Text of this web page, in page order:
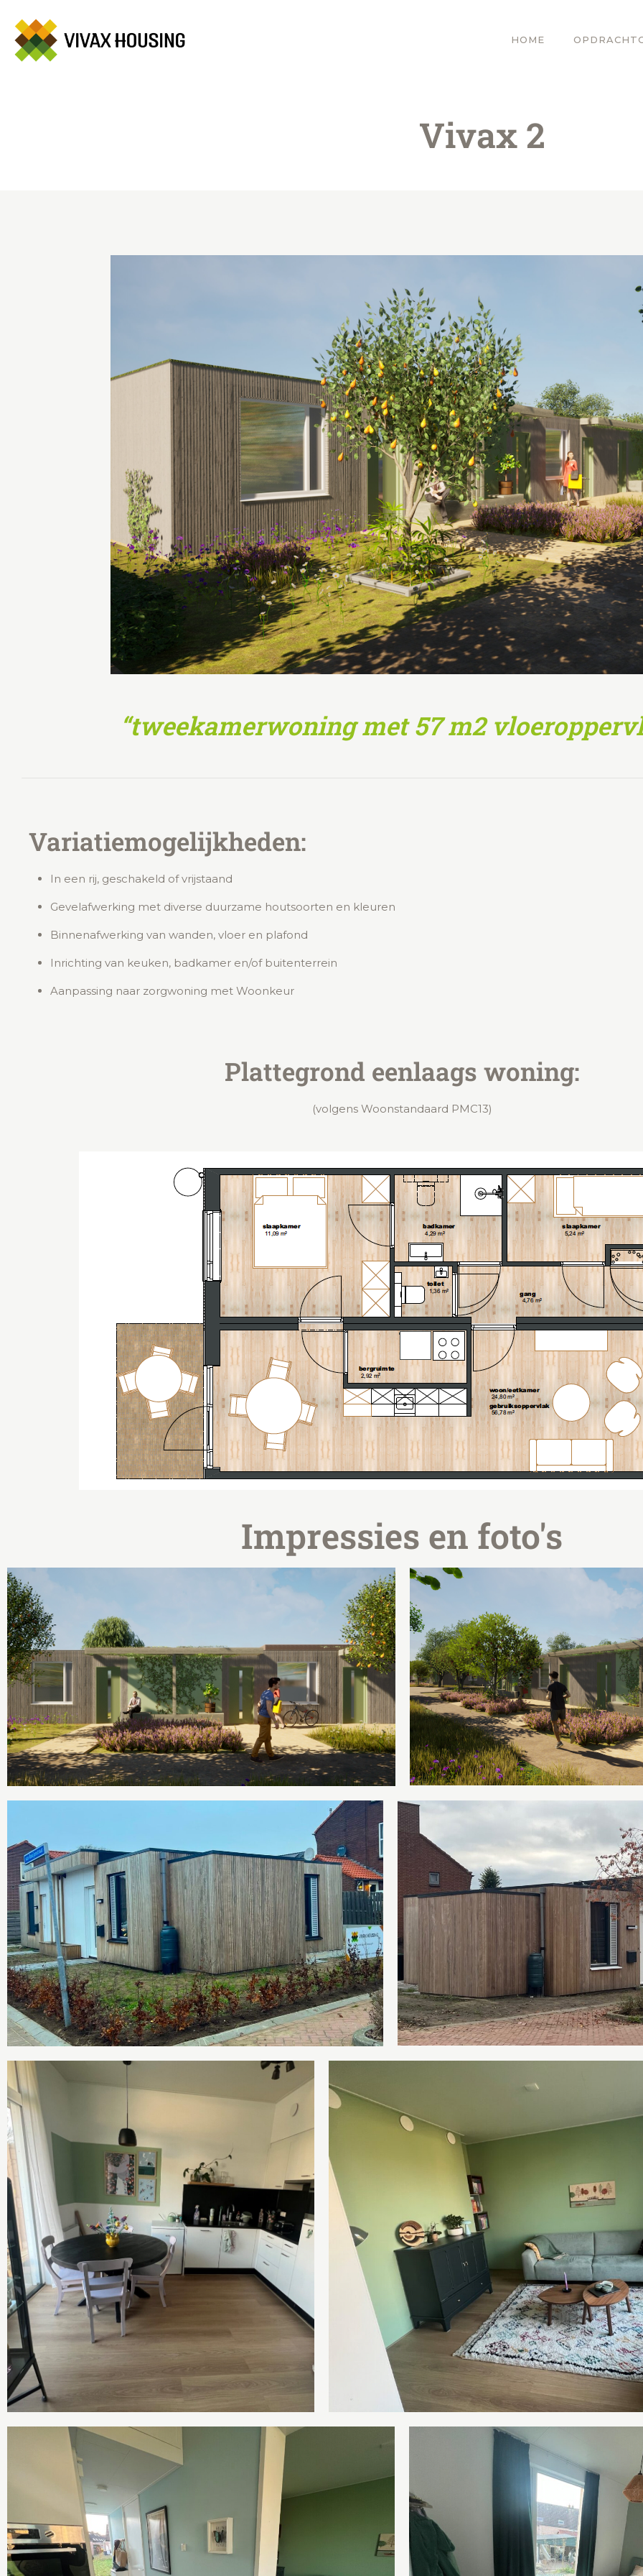
HOME
Vivax 2
“tweekamerwoning met 57 m2 v
Variatiemogelijkheden:
In een rij, geschakeld of vrijstaand
Gevelafwerking met diverse duurzame houtsoorten en kleuren
Binnenafwerking van wanden, vloer en plafond
Inrichting van keuken, badkamer en/of buitenterrein
Aanpassing naar zorgwoning met Woonkeur
Plattegrond eenlaags woning:
(volgens Woonstandaard PMC13)
Impressies en foto's